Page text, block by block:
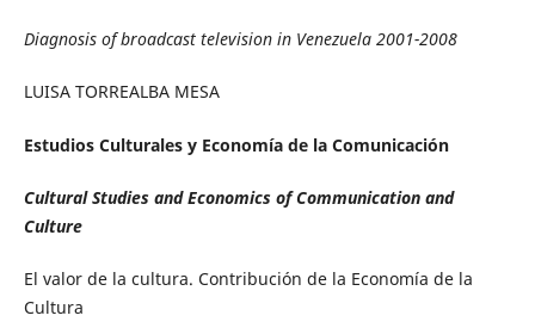
Diagnosis of broadcast television in Venezuela 2001-2008
LUISA TORREALBA MESA
Estudios Culturales y Economía de la Comunicación
Cultural Studies and Economics of Communication and
Culture
El valor de la cultura. Contribución de la Economía de la
Cultura